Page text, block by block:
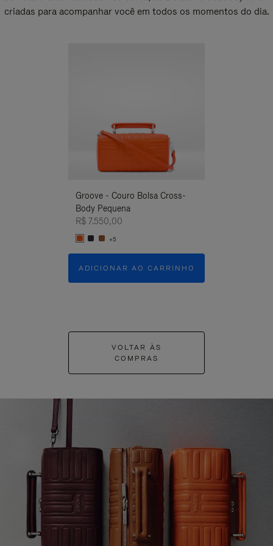
criadas para acompanhar você em todos os momentos do dia.
Groove - Couro Bolsa Cross-
Body Pequena
R$ 7.550,00
+5
ADICIONAR AO CARRINHO
VOLTAR ÀS
COMPRAS